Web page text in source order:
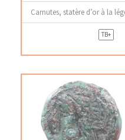
Carnutes, statère d’or à la
TB+